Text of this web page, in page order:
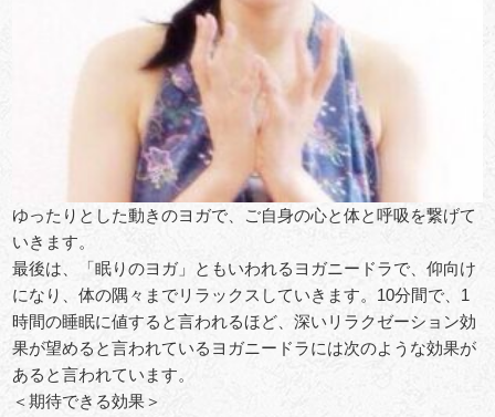
ゆったりとした動きのヨガで、ご自身の心と体と呼吸を繋げて
いきます。
最後は、「眠りのヨガ」ともいわれるヨガニードラで、仰向け
になり、体の隅々までリラックスしていきます。10分間で、1
時間の睡眠に値すると言われるほど、深いリラクゼーション効
果が望めると言われているヨガニードラには次のような効果が
あると言われています。
＜期待できる効果＞